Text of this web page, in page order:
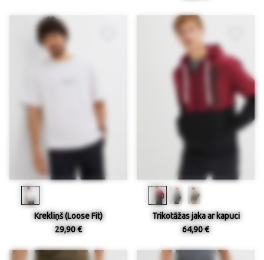
Krekliņš (Loose Fit)
29,90 €
Trikotāžas jaka ar kapuci
64,90 €